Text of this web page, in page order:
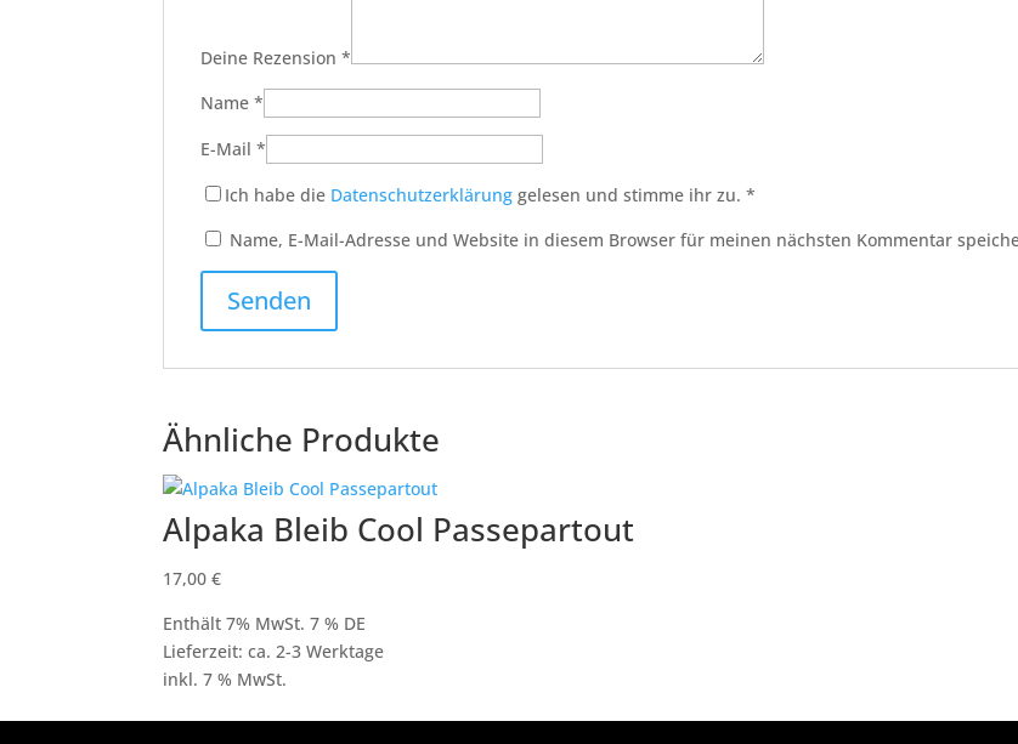
Deine Rezension*
Name*
E-Mail*
Ich habe die Datenschutzerklärung gelesen und stimme ihr zu. *
Name, E-Mail-Adresse und Website in diesem Browser für meinen nächsten Kommentar
Ähnliche Produkte
Alpaka Bleib Cool Passepartout
17,00€
Enthält 7% MwSt. 7 % DE
Lieferzeit: ca. 2-3 Werktage
inkl. 7 % MwSt.